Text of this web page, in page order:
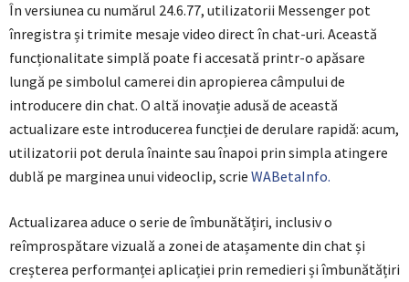
În versiunea cu numărul 24.6.77, utilizatorii Messenger pot
înregistra și trimite mesaje video direct în chat-uri. Această
funcționalitate simplă poate fi accesată printr-o apăsare
lungă pe simbolul camerei din apropierea câmpului de
introducere din chat. O altă inovație adusă de această
actualizare este introducerea funcției de derulare rapidă: acum,
utilizatorii pot derula înainte sau înapoi prin simpla atingere
dublă pe marginea unui videoclip, scrie WABetaInfo.
Actualizarea aduce o serie de îmbunătățiri, inclusiv o
reîmprospătare vizuală a zonei de atașamente din chat și
creșterea performanței aplicației prin remedieri și îmbunătățiri